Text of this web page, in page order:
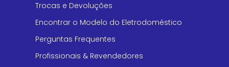
Trocas e Devoluções
Encontrar o Modelo do Eletrodoméstico
Perguntas Frequentes
Profissionais & Revendedores